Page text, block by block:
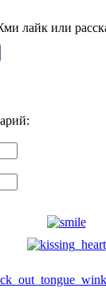
лайк или